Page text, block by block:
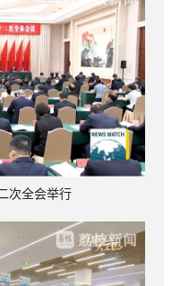
次全会举行